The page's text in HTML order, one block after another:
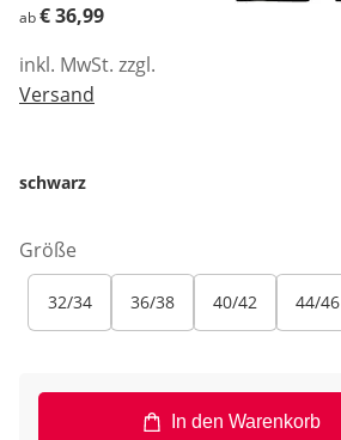
€ 36,99
ab€ 36,99
inkl. MwSt. zzgl.
Versand
schwarz
Größe
32/34 36/38 40/42 44/46
In den Warenkorb